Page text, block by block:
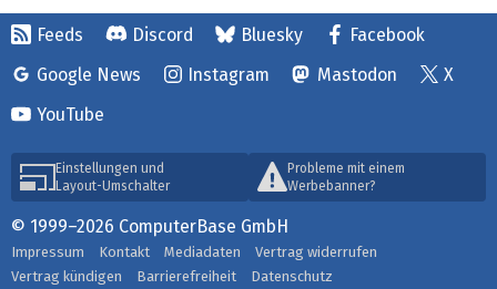
Feeds Discord Bluesky
Facebook
Google News
Instagram Mastodon
X
YouTube
Einstellungen und
Layout-Umschalter
Probleme mit einem
Werbebanner?
© 1999–2026 ComputerBase GmbH
Impressum Kontakt Mediadaten
Vertrag widerrufen
Vertrag kündigen
Barrierefreiheit Datenschutz